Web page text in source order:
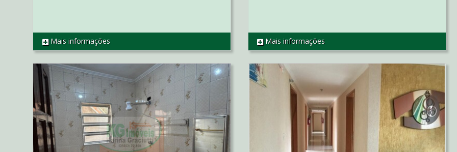
REF SA0108
Mais informações REF SA0068
Mais informações